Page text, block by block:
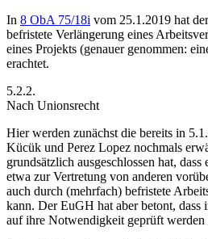
In 8 ObA 75/18i vom 25.1.2019 hat
befristete Verlängerung eines
eines Projekts (genauer genommen:
erachtet.
5.2.2.
Nach Unionsrecht
Hier werden zunächst die bereits in
Kücük und Perez Lopez nochmals
grundsätzlich ausgeschlossen hat,
etwa zur Vertretung von anderen
auch durch (mehrfach) befristete
kann. Der EuGH hat aber betont,
auf ihre Notwendigkeit geprüft werden